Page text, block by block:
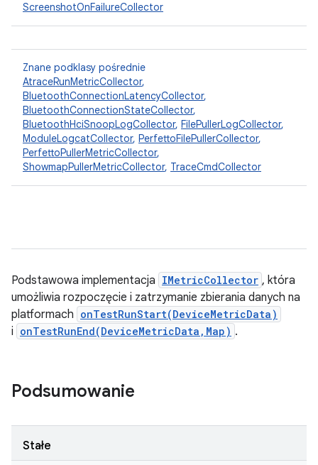
ScreenshotOnFailureCollector
Znane podklasy pośrednie
AtraceRunMetricCollector,
BluetoothConnectionLatencyCollector,
BluetoothConnectionStateCollector,
BluetoothHciSnoopLogCollector, FilePullerLogCollector,
ModuleLogcatCollector, PerfettoFilePullerCollector,
PerfettoPullerMetricCollector,
ShowmapPullerMetricCollector, TraceCmdCollector
Podstawowa implementacja IMetricCollector , która
umożliwia rozpoczęcie i zatrzymanie zbierania danych na
platformach onTestRunStart(DeviceMetricData)
i onTestRunEnd(DeviceMetricData,Map) .
Podsumowanie
Stałe